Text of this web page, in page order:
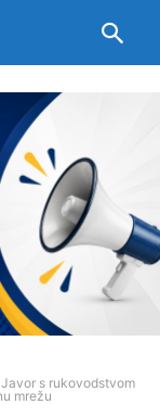
s rukovodstvom
mrežu